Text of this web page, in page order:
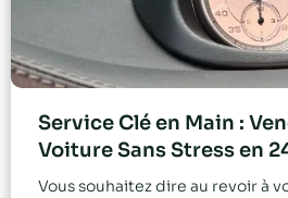
Service Clé en Main :
Voiture Sans Stress en
Vous souhaitez dire au revoir à